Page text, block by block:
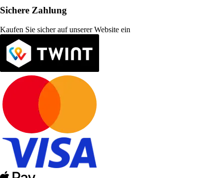
Sichere Zahlung
Kaufen Sie sicher auf unserer Website ein